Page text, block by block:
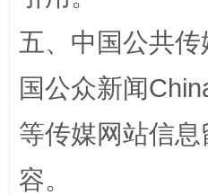
扯下公款旅游的“隐身
五、中国公共
国公众新闻
等传媒网站信
容。